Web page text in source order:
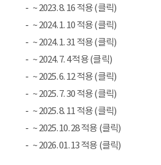
~ 2023. 8. 16 적용 (클릭)
~ 2024. 1. 10 적용 (클릭)
~ 2024. 1. 31 적용 (클릭)
~ 2024. 7. 4 적용 (클릭)
~ 2025. 6. 12 적용 (클릭)
~ 2025. 7. 30 적용 (클릭)
~ 2025. 8. 11 적용 (클릭)
~ 2025. 10. 28 적용 (클릭)
~ 2026. 01. 13 적용 (클릭)